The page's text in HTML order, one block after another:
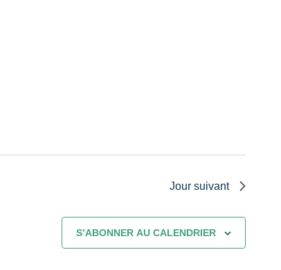
Jour suivant
S’ABONNER AU CALENDRIER